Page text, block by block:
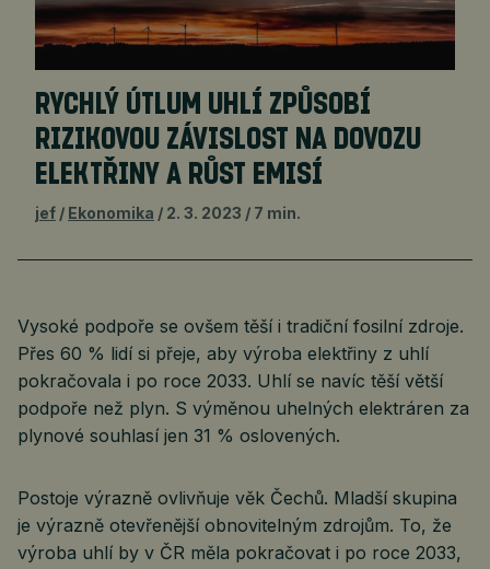
RYCHLÝ ÚTLUM UHLÍ ZPŮSOBÍ
RIZIKOVOU ZÁVISLOST NA DOVOZU
ELEKTŘINY A RŮST EMISÍ
jef Ekonomika 2. 3. 2023 7 min.
Vysoké podpoře se ovšem těší i tradiční fosilní zdroje.
Přes 60 % lidí si přeje, aby výroba elektřiny z uhlí
pokračovala i po roce 2033. Uhlí se navíc těší větší
podpoře než plyn. S výměnou uhelných elektráren za
plynové souhlasí jen 31 % oslovených.
Postoje výrazně ovlivňuje věk Čechů. Mladší skupina
je výrazně otevřenější obnovitelným zdrojům. To, že
výroba uhlí by v ČR měla pokračovat i po roce 2033,